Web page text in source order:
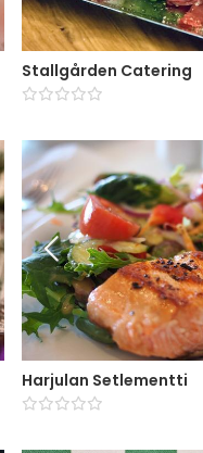
Stallgården Catering
Harjulan Setlementti